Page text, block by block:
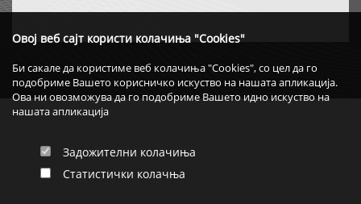
Овој веб сајт користи колачиња "Cookies"
Би сакале да користиме веб колачиња "Cookies", со цел да го
подобриме Вашето корисничко искуство на нашата апликација.
Ова ни овозможува да го подобриме Вашето идно искуство на
нашата апликација
Задожителни колачиња
Статистички колачња